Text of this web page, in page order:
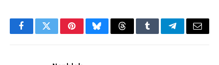
FacebookTwitterPinterestBlueskyThreadsTumblrTelegramEmail